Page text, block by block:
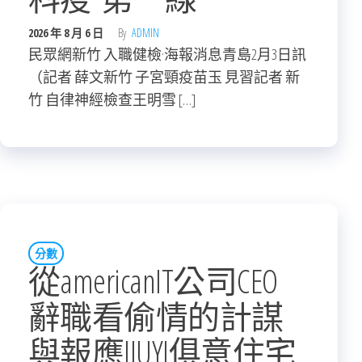
2026 年 8 月 6 日 By ADMIN
民眾網新竹 入職健檢·海報消息青島2月3日訊
（記者 薛文新竹 子宮頸疫苗玉 見習記者 新
竹 自律神經檢查王明雪 […]
分數
從americanIT公司CEO
辭職看偷情的計謀
與報應JIUYI俱意住宅